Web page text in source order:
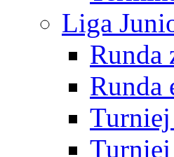
Liga
Runda
Runda